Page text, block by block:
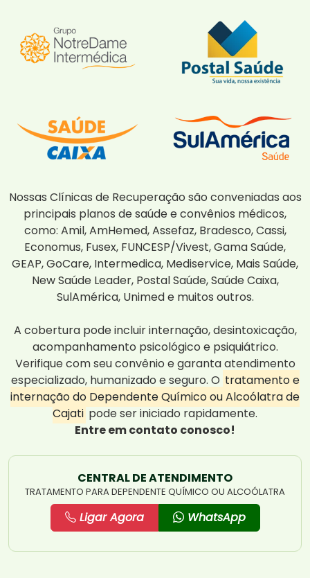
Nossas Clínicas de Recuperação são conveniadas aos
principais planos de saúde e convênios médicos,
como: Amil, AmHemed, Assefaz, Bradesco, Cassi,
Economus, Fusex, FUNCESP/Vivest, Gama Saúde,
GEAP, GoCare, Intermedica, Mediservice, Mais Saúde,
New Saúde Leader, Postal Saúde, Saúde Caixa,
SulAmérica, Unimed e muitos outros.
A cobertura pode incluir internação, desintoxicação,
acompanhamento psicológico e psiquiátrico.
Verifique com seu convênio e garanta atendimento
especializado, humanizado e seguro. O tratamento e
internação do Dependente Químico ou Alcoólatra de
Cajati pode ser iniciado rapidamente.
Entre em contato conosco!
CENTRAL DE ATENDIMENTO
TRATAMENTO PARA DEPENDENTE QUÍMICO OU ALCOÓLATRA
Ligar Agora WhatsApp